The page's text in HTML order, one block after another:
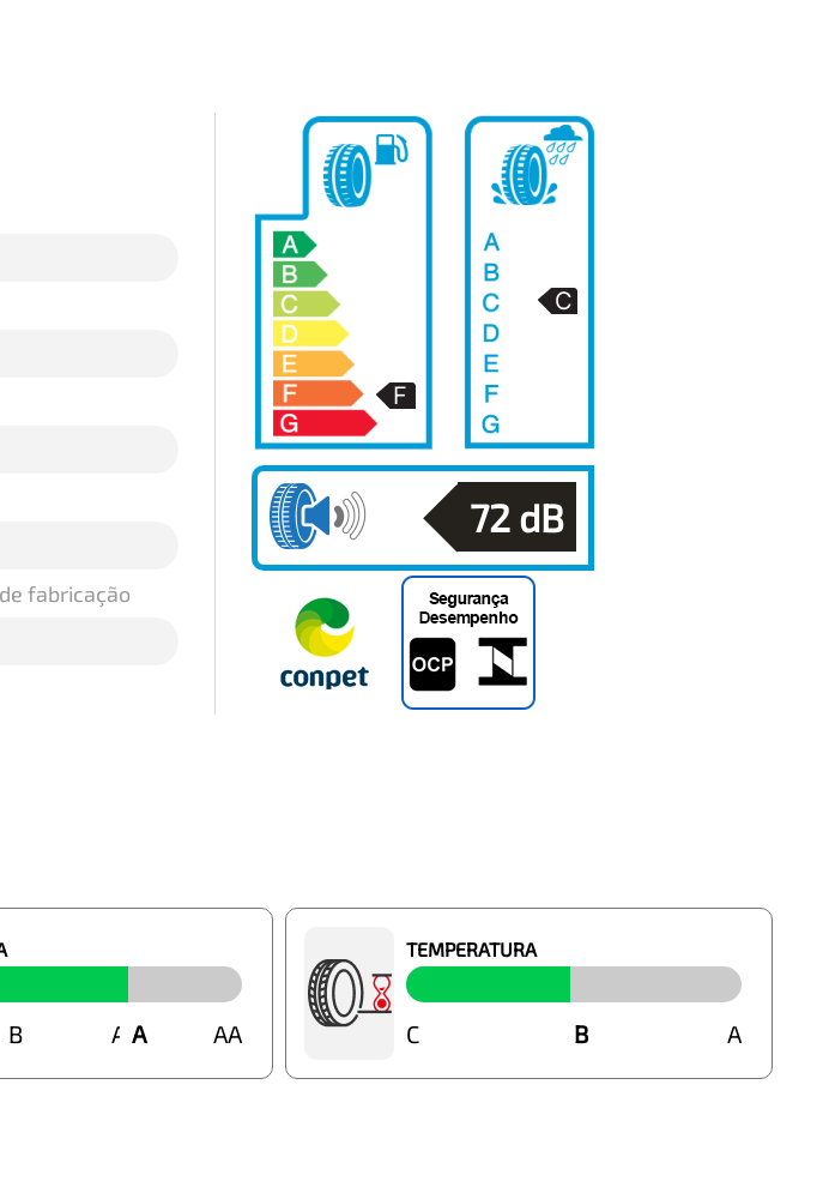
fabricação
72 dB
A
B A AA
TEMPERATURA
B
C B A